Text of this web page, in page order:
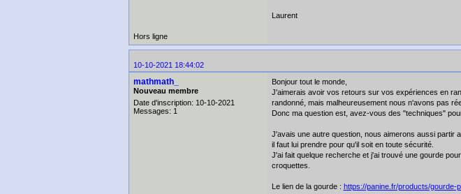
Laurent
Hors ligne
10-10-2021 18:44:02
mathmath_
Nouveau membre
Date d'inscription: 10-10-2021
Messages: 1
Bonjour tout le monde,
J'aimerais avoir vos retours sur vos expériences en
randonné, mais malheureusement nous n'avons pas
Donc ma question est, avez-vous des "techniques"
J'avais une autre question, nous aimerons aussi partir
il faut lui prendre pour qu'il soit en toute sécurité.
J'ai fait quelque recherche et j'ai trouvé une gourde
croquettes.
Le lien de la gourde : https://panine.fr/products/gourde-